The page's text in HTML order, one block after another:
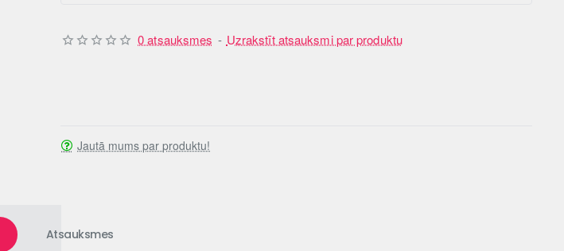
0 atsauksmes - Uzrakstīt atsauksmi par produktu
Jautā mums par produktu!
Atsauksmes